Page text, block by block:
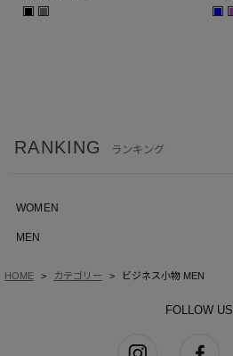
RANKING ランキング
WOMEN
MEN
HOME カテゴリー ビジネス小物 MEN
FOLLOW US